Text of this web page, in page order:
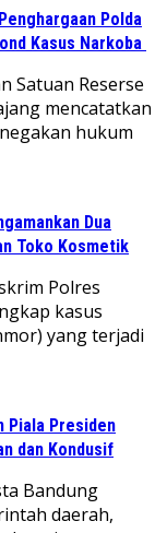
Polda
Kasus Narkoba
Satuan Reserse
mencatatkan
hukum
Dua
Toko Kosmetik
Polres
kasus
yang terjadi
Piala Presiden
dan Kondusif
Bandung
daerah,